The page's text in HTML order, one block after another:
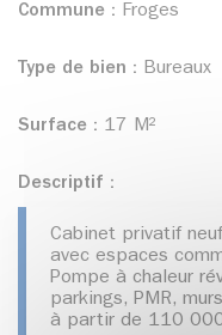
Commune : Froges
Type de bien : Bureaux
Surface : 17 M²
Descriptif :
Cabinet privatif
avec espaces
Pompe à chaleur
parkings, PMR,
à partir de 110